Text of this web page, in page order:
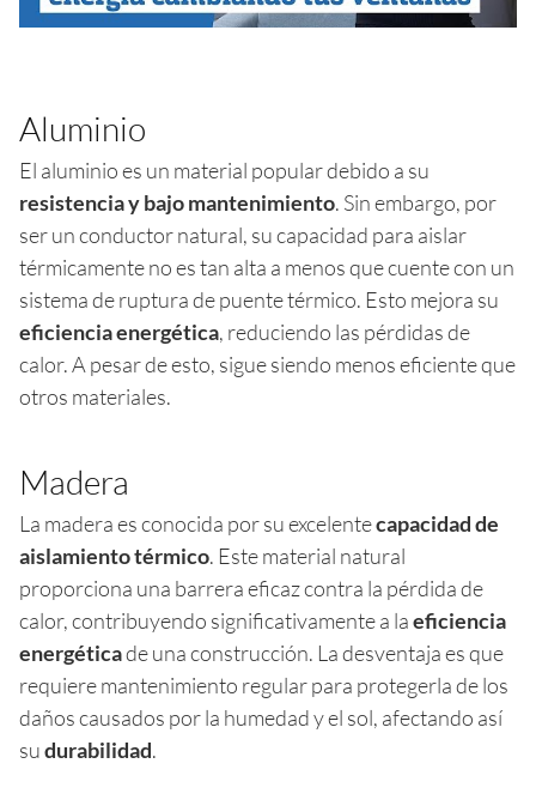
Aluminio
El aluminio es un material popular debido a su
resistencia y bajo mantenimiento. Sin embargo, por
ser un conductor natural, su capacidad para aislar
térmicamente no es tan alta a menos que cuente con un
sistema de ruptura de puente térmico. Esto mejora su
eficiencia energética, reduciendo las pérdidas de
calor. A pesar de esto, sigue siendo menos eficiente que
otros materiales.
Madera
La madera es conocida por su excelentecapacidad de
aislamiento térmico. Este material natural
proporciona una barrera eficaz contra la pérdida de
calor, contribuyendo significativamente a laeficiencia
energéticade una construcción. La desventaja es que
requiere mantenimiento regular para protegerla de los
daños causados por la humedad y el sol, afectando así
sudurabilidad.